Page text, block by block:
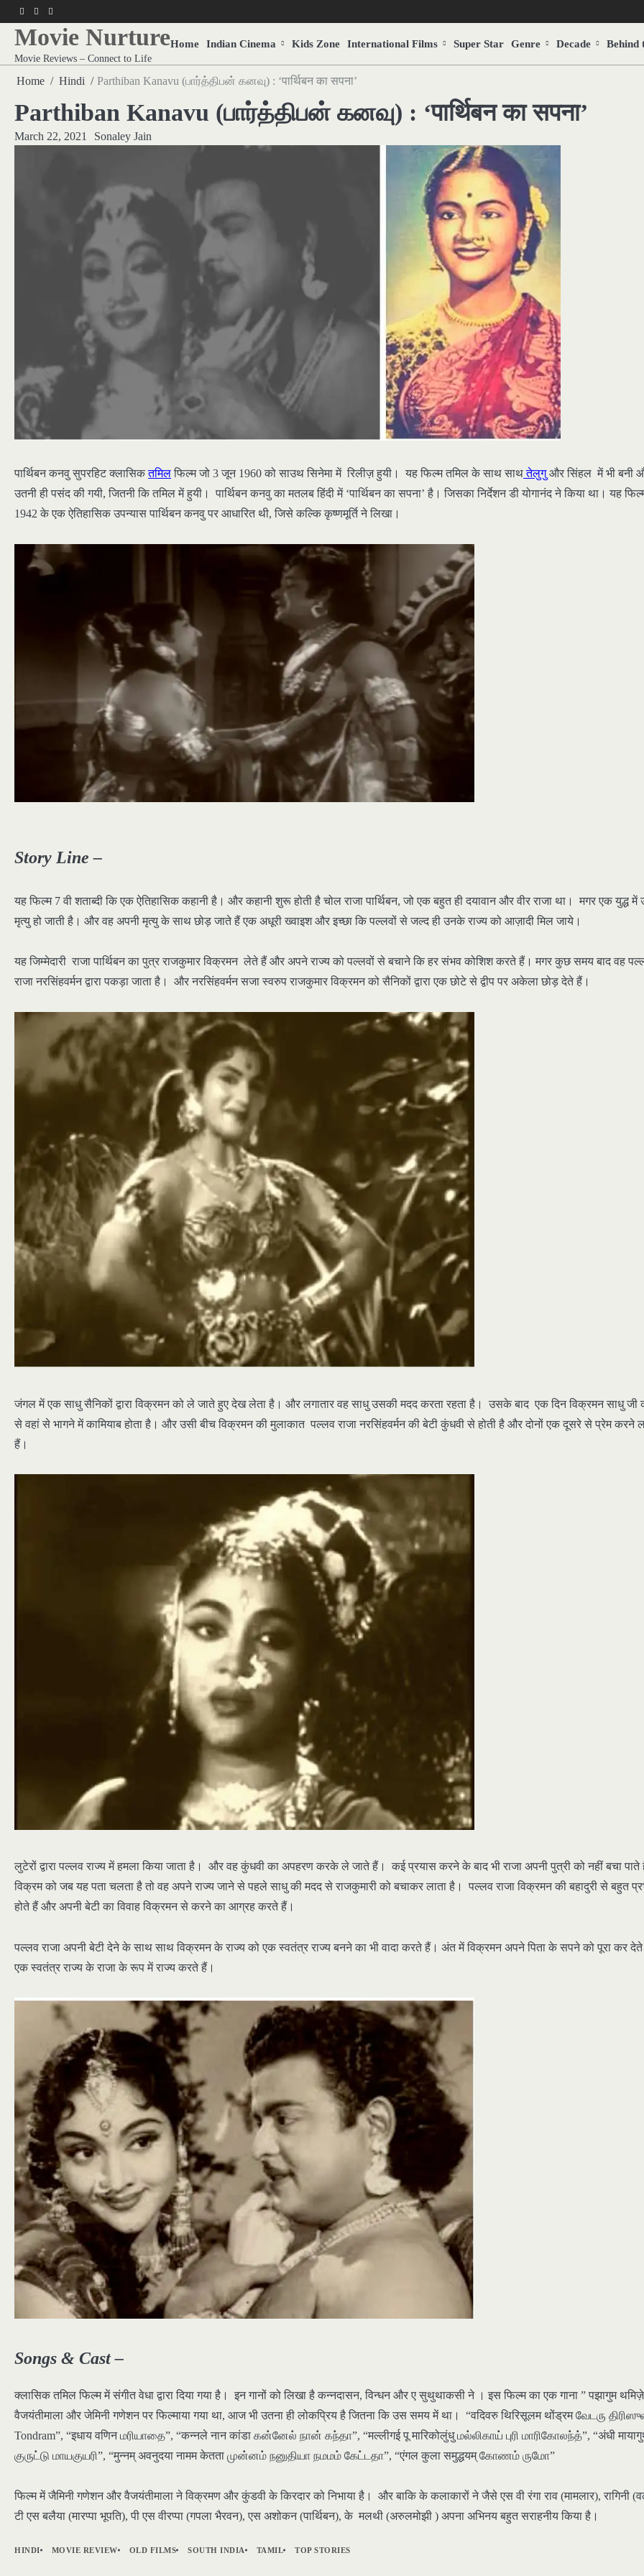
to
content
f twitterpinterest
Movie Nurture
Movie Reviews – Connect to Life
Home Indian Cinema Kids Zone International Films Super Star Genre Decade Behind
Home Hindi Parthiban Kanavu (பார்த்திபன் கனவு) : ‘पार्थिबन का सपना’
Parthiban Kanavu (பார்த்திபன் கனவு) : ‘पार्थिबन का सपना’
March 22, 2021 Sonaley Jain
पार्थिबन कनवु सुपरहिट क्लासिकतमिल फिल्म जो 3 जून 1960 को साउथ सिनेमा में रिलीज़ हुयी। यह फिल्म तमिल के साथ साथतेलुगुऔर सिंहल में भी बनी
उतनी ही पसंद की गयी, जितनी कि तमिल में हुयी। पार्थिबन कनवु का मतलब हिंदी में ‘पार्थिबन का सपना’ है। जिसका निर्देशन डी योगानंद ने किया था। यह
1942 के एक ऐतिहासिक उपन्यास पार्थिबन कनवु पर आधारित थी, जिसे कल्कि कृष्णमूर्ति ने लिखा।
Story Line –
यह फिल्म 7 वी शताब्दी कि एक ऐतिहासिक कहानी है। और कहानी शुरू होती है चोल राजा पार्थिबन, जो एक बहुत ही दयावान और वीर राजा था। मगर एक युद्ध में
मृत्यु हो जाती है। और वह अपनी मृत्यु के साथ छोड़ जाते हैं एक अधूरी ख्वाइश और इच्छा कि पल्लवों से जल्द ही उनके राज्य को आज़ादी मिल जाये।
यह जिम्मेदारी राजा पार्थिबन का पुत्र राजकुमार विक्रमन लेते हैं और अपने राज्य को पल्लवों से बचाने कि हर संभव कोशिश करते हैं। मगर कुछ समय बाद वह
राजा नरसिंहवर्मन द्वारा पकड़ा जाता है। और नरसिंहवर्मन सजा स्वरुप राजकुमार विक्रमन को सैनिकों द्वारा एक छोटे से द्वीप पर अकेला छोड़ देते हैं।
जंगल में एक साधु सैनिकों द्वारा विक्रमन को ले जाते हुए देख लेता है। और लगातार वह साधु उसकी मदद करता रहता है। उसके बाद एक दिन विक्रमन साधु जी
से वहां से भागने में कामियाब होता है। और उसी बीच विक्रमन की मुलाकात पल्लव राजा नरसिंहवर्मन की बेटी कुंधवी से होती है और दोनों एक दूसरे से प्रेम करने
हैं।
लुटेरों द्वारा पल्लव राज्य में हमला किया जाता है। और वह कुंधवी का अपहरण करके ले जाते हैं। कई प्रयास करने के बाद भी राजा अपनी पुत्री को नहीं बचा पाते
विक्रम को जब यह पता चलता है तो वह अपने राज्य जाने से पहले साधु की मदद से राजकुमारी को बचाकर लाता है। पल्लव राजा विक्रमन की बहादुरी से बहुत
होते हैं और अपनी बेटी का विवाह विक्रमन से करने का आग्रह करते हैं।
पल्लव राजा अपनी बेटी देने के साथ साथ विक्रमन के राज्य को एक स्वतंत्र राज्य बनने का भी वादा करते हैं। अंत में विक्रमन अपने पिता के सपने को पूरा कर
एक स्वतंत्र राज्य के राजा के रूप में राज्य करते हैं।
Songs & Cast –
क्लासिक तमिल फिल्म में संगीत वेधा द्वारा दिया गया है। इन गानों को लिखा है कन्नदासन, विन्धन और ए सुथुथाकसी ने । इस फिल्म का एक गाना ” पझागुम
वैजयंतीमाला और जेमिनी गणेशन पर फिल्माया गया था, आज भी उतना ही लोकप्रिय है जितना कि उस समय में था। “वदिवरु थिरिसूलम थोंड्रम வேடரு
Tondram”, “इधाय वणिन மரியாதை”, “कन्नले नान कांडा கன்னேல் நான் கந்தா”, “मल्लीगई पू मारिकोलुंधु மல்லிகாய் புரி மாரிகோலந்த்”, “अंधी
குருட்டு மாயகுயரி”, “मुन्नम् अवनुदया नामम केतता முன்னம் நனுதியா நமமம் கேட்டதா”, “एंगल कुला समुद्धयम् கோணம் ருமோ”
फिल्म में जैमिनी गणेशन और वैजयंतीमाला ने विक्रमण और कुंडवी के किरदार को निभाया है। और बाकि के कलाकारों ने जैसे एस वी रंगा राव (मामलार), रागिनी
टी एस बलैया (मारप्पा भूपति), पी एस वीरप्पा (गपला भैरवन), एस अशोकन (पार्थिबन), के मलथी (अरुलमोझी ) अपना अभिनय बहुत सराहनीय किया है।
HINDI MOVIE REVIEW OLD FILMS SOUTH INDIA TAMIL TOP STORIES